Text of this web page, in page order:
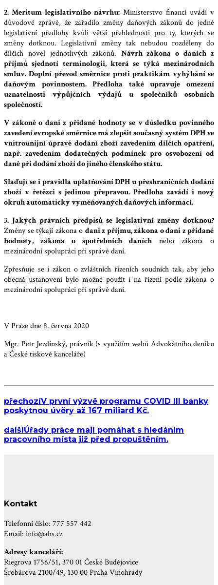
2. Meritum legislativního návrhu: Ministerstvo financí uvádí v
důvodové zprávě, že zařadilo změny daňových zákonů do jedné
legislativní předlohy kvůli větší přehlednosti pro ty, kterých se
změny dotknou. Legislativní změny tak nebudou rozděleny do
dílčích novel jednotlivých zákonů. Návrh zákona o daních z
příjmů sjednotí terminologii, která se týká mezinárodních
smluv. Doplní převod směrnice proti praktikám vyhýbání se
daňovým povinnostem. Předloha také upravuje omezení
uznatelnosti výpůjčních výdajů u společníků osobních
společností.
V zákoně o dani z přidané hodnoty se v důsledku povinného
zavedení evropské směrnice má zlepšit současný systém DPH ve
vnitrounijní úpravě dodání zboží zavedením dílčích opatření,
např. zavedením dodatečných podmínek pro osvobození od
daně při dodání zboží do jiného členského státu.
Slaďují se i pravidla uplatňování DPH u přeshraničních dodání
zboží v řetězci s jedinou přepravou. Předloha zavádí i nový
okruh automaticky vyměňovaných daňových informací.
3. Jakých právních předpisů se legislativní změny dotknou?
Změny se týkají zákona o dani z příjmu, zákona o dani z přidané
hodnoty, zákona o spotřebních daníchnebo zákona o
mezinárodní spolupráci při správě daní.
Zpřesňuje se i zákon o zvláštních řízeních soudních tak, aby jeho
obecná ustanovení bylo možné použít i na řízení podle zákona o
mezinárodní spolupráci při správě daní.
V Praze dne 8. června 2020
Mgr. Petr Jezdinský, právník (s využitím webů Advokátního deníku
a České tiskové kanceláře)
přechozíV první výzvě programu COVID III banky
poskytnou úvěry až 167 miliard Kč.
dalšíÚřady práce mají pomáhat s hledáním
pracovního místa již před propuštěním.
Kontakt
Telefonní číslo: 777 557 442
Email: info@ahs.cz
Adresy kanceláří:
Riegrova 1756/51, 370 01 České Budějovice
Šrobárova 2100/49, 130 00 Praha Vinohrady